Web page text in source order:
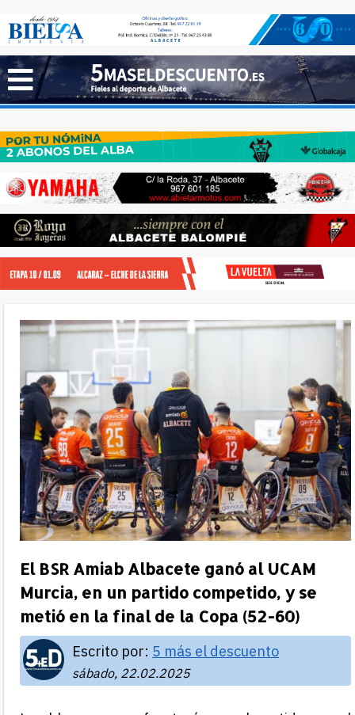
El BSR Amiab Albacete ganó al UCAM
Murcia, en un partido competido, y se
metió en la final de la Copa (52-60)
Escrito por: 5 más el descuento
sábado, 22.02.2025